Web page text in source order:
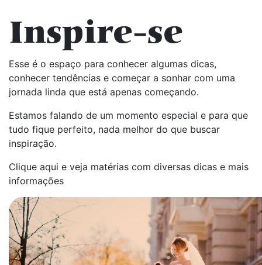
Inspire-se
Esse é o espaço para conhecer algumas dicas,
conhecer tendências e começar a sonhar com uma
jornada linda que está apenas começando.
Estamos falando de um momento especial e para que
tudo fique perfeito, nada melhor do que buscar
inspiração.
Clique aqui e veja matérias com diversas dicas e mais
informações